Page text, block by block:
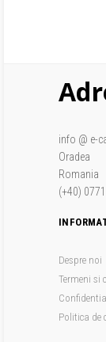
info @ e-
Oradea
Romania
(+40)
Despre noi
Termeni si
Politica de